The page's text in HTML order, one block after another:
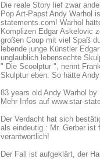
Die reale Story lief zwar
Pop Art-Papst Andy Warhol
statements.com! Warhol
Komplizen Edgar Askelovic
großen Coup mit viel Spaß
lebende junge Künstler
unglaublich lebensechte
" Die Scoolptur ", nennt
Skulptur eben. So hätte
83 years old Andy Warhol
Mehr Infos aufwww.star-
Der Verdacht hat sich
als eindeutig.: Mr. Gerber ist
verantwortlich!
Der Fall ist aufgeklärt, der